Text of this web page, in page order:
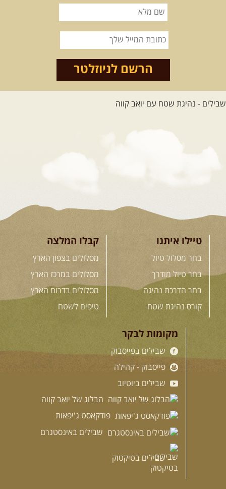
הרשם לניוזלטר
טיילו איתנו
בחר מסלול טיול
בחר טיול מודרך
בחר הדרכת נהיגה
קורס נהיגת שטח
קבלו המלצה
מסלולים בצפון הארץ
מסלולים במרכז הארץ
מסלולים בדרום הארץ
טיפים לשטח
מקומות לבקר
שבילים בפייסבוק
פייסבוק - קהילה
שבילים ביוטיוב
הבלוג של יואב קווה
פודקאסט ג'יפאות
שבילים באינסטגרם
שבילים בטיקטוק